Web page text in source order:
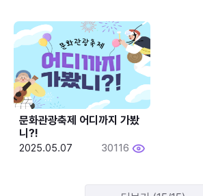
문화관광축제 어디까지 가봤
니?!
2025.05.07 30116